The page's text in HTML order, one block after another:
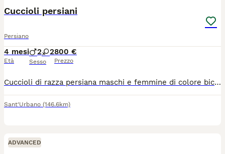
Cuccioli persiani
Persiano
4 mesi
Età
2 2
Sesso
800 €
Prezzo
Cuccioli di razza persiana maschi e femmine di colore bicolour black and white con carattere meraviglioso disponibili a partire da 3 luglio. Con la doppia sverminazione doppio vaccino, passaggio di proprietà, Pedigree Anfi. Per qualsiasi domanda contattatemi.
Sant'Urbano (146.6km)
ADVANCED